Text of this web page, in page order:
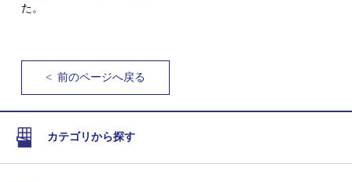
た。
< 前のページへ戻る
カテゴリから探す